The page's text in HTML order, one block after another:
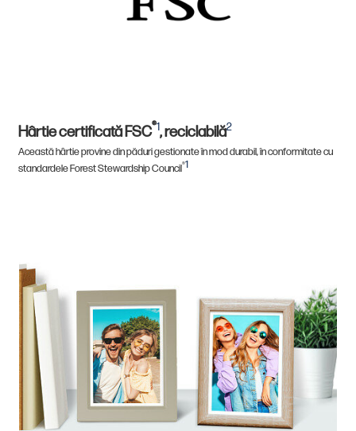
Hârtie certificată FSC®1, reciclabilă2
Această hârtie provine din păduri gestionate în mod durabil, în conformitate cu
standardele Forest Stewardship Council®1